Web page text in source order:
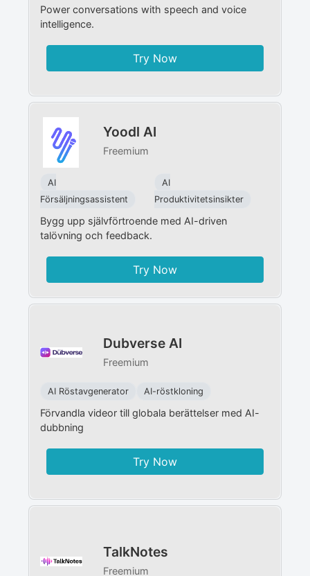
Power conversations with speech and voice
intelligence.
Try Now
Yoodl AI
Freemium
AI
Försäljningsassistent
AI
Produktivitetsinsikter
Bygg upp självförtroende med AI-driven
talövning och feedback.
Try Now
Dubverse AI
Freemium
AI Röstavgenerator AI-röstkloning
Förvandla videor till globala berättelser med AI-
dubbning
Try Now
TalkNotes
Freemium